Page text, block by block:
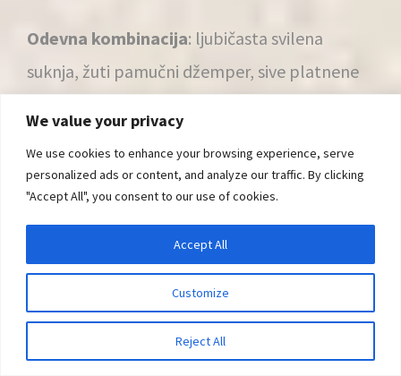
We value your privacy
We use cookies to enhance your browsing experience, serve
personalized ads or content, and analyze our traffic. By clicking
"Accept All", you consent to our use of cookies.
Customize
Reject All
Accept All
Odevna kombinacija: ljubičasta svilena
suknja, žuti pamučni džemper, sive platnene
Kombinacija svile i pamuka stvara sofisticiranu
harmoniju boja dok sive patike dodaju casual
touch.